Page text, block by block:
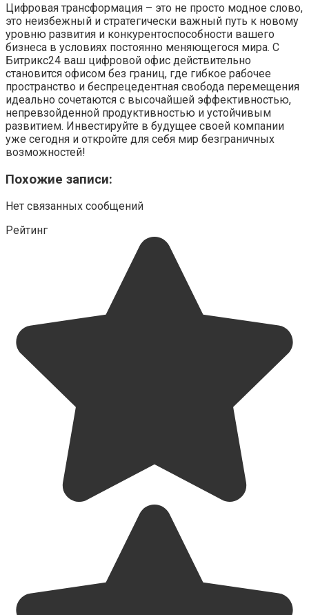
Цифровая трансформация – это не просто модное слово,
это неизбежный и стратегически важный путь к новому
уровню развития и конкурентоспособности вашего
бизнеса в условиях постоянно меняющегося мира. С
Битрикс24 ваш цифровой офис действительно
становится офисом без границ, где гибкое рабочее
пространство и беспрецедентная свобода перемещения
идеально сочетаются с высочайшей эффективностью,
непревзойденной продуктивностью и устойчивым
развитием. Инвестируйте в будущее своей компании
уже сегодня и откройте для себя мир безграничных
возможностей!
Похожие записи:
Нет связанных сообщений
Рейтинг